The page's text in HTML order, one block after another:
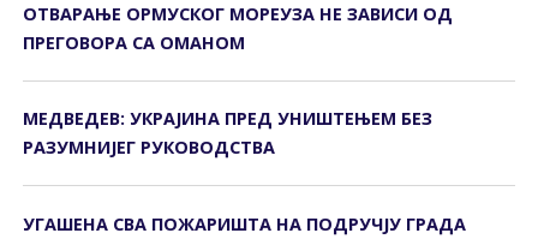
ОТВАРАЊЕ ОРМУСКОГ МОРЕУЗА НЕ ЗАВИСИ ОД
ПРЕГОВОРА СА ОМАНОМ
МЕДВЕДЕВ: УКРАЈИНА ПРЕД УНИШТЕЊЕМ БЕЗ
РАЗУМНИЈЕГ РУКОВОДСТВА
УГАШЕНА СВА ПОЖАРИШТА НА ПОДРУЧЈУ ГРАДА